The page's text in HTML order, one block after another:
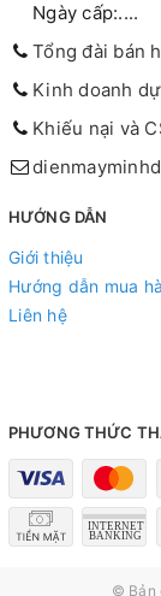
Ngày cấp:....
Tổng đài bán
Kinh doanh
Khiếu nại và
HƯỚNG DẪN
Giới thiệu
Hướng dẫn mua
Liên hệ
PHƯƠNG THỨC
© Bản